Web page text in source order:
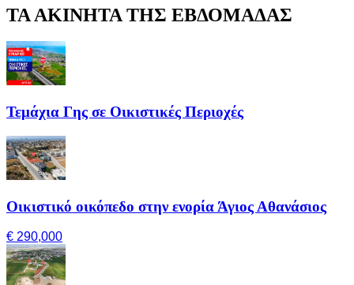
ΤΑ ΑΚΙΝΗΤΑ ΤΗΣ ΕΒΔΟΜΑΔΑΣ
Τεμάχια Γης σε Οικιστικές Περιοχές
Οικιστικό οικόπεδο στην ενορία Άγιος Αθανάσιος
€ 290,000